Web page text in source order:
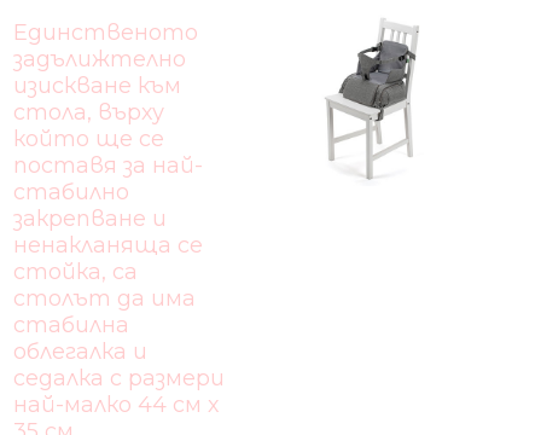
Единственото
задълижтелно
изискване към
стола, върху
който ще се
поставя за най-
стабилно
закрепване и
ненакланяща се
стойка, са
столът да има
стабилна
облегалка и
седалка с размери
най-малко 44 см х